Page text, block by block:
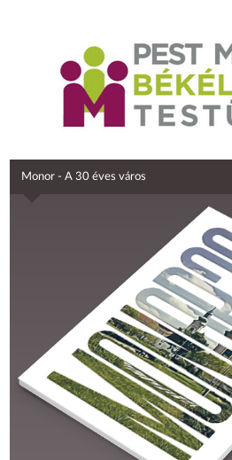
Monor - A 30 éves város